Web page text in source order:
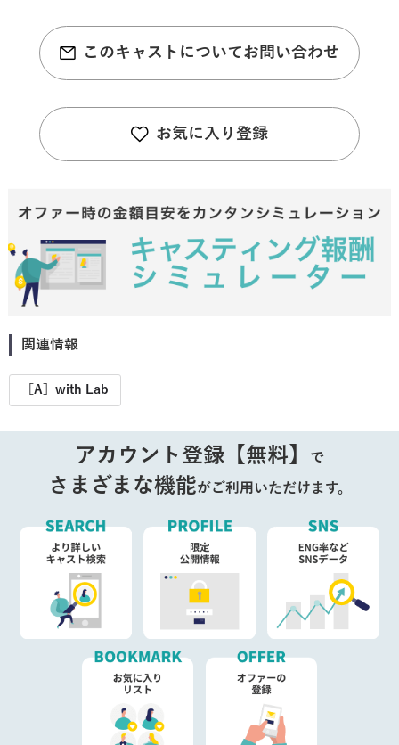
このキャストについてお問い合わせ
お気に入り登録
関連情報
［A］with Lab
アカウント登録【無料】 で
さまざまな機能がご利用いただけます。